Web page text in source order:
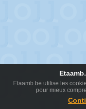
Etaamb.be utilise les
pour mieux